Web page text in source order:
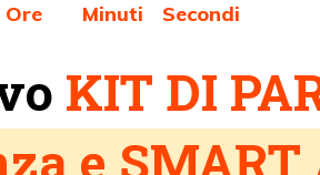
Ore Minuti
4
Secondi
KIT DI
e SMART